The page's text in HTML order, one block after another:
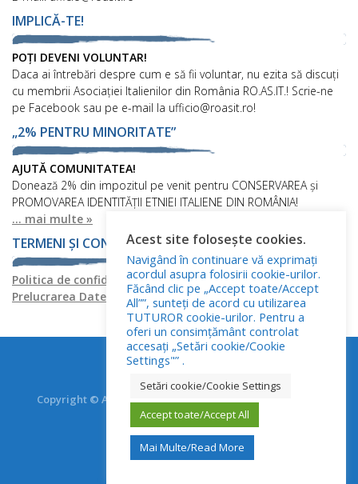
IMPLICĂ-TE!
POȚI DEVENI VOLUNTAR!
Daca ai întrebări despre cum e să fii voluntar, nu ezita să discuți
cu membrii Asociației Italienilor din România RO.AS.IT.! Scrie-ne
pe Facebook sau pe e-mail la ufficio@roasit.ro!
„2% PENTRU MINORITATE”
AJUTĂ COMUNITATEA!
Donează 2% din impozitul pe venit pentru CONSERVAREA și
PROMOVAREA IDENTITĂȚII ETNIEI ITALIENE DIN ROMÂNIA!
... mai multe »
TERMENI ȘI CONDIȚII
Politica de confidențialitatePolitica privind fișierele cookies
Prelucrarea Datelor cu Caracter Personal
Copyright © Asociația Italienilor din România - RO.AS.IT.
Toate drepturile rezervate.
Acest site folosește cookies.
Navigând în continuare vă exprimați
acordul asupra folosirii cookie-urilor.
Făcând clic pe „Accept toate/Accept
All””, sunteți de acord cu utilizarea
TUTUROR cookie-urilor. Pentru a
oferi un consimțământ controlat
accesați „Setări cookie/Cookie
Settings"” .
Setări cookie/Cookie Settings
Accept toate/Accept All
Mai Multe/Read More